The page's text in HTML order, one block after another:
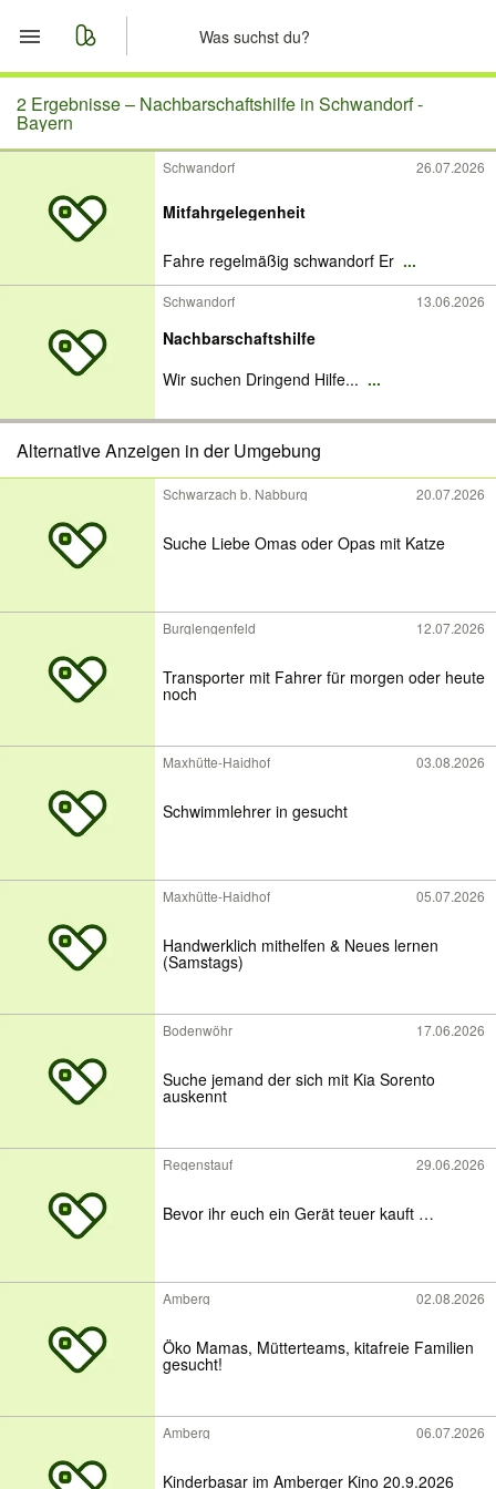
Start
Merkliste
Nachrichten
Anzeige aufgeben
2 Ergebnisse – Nachbarschaftshilfe in Schwandorf -
Bayern
Schwandorf 26.07.2026
Mitfahrgelegenheit
Fahre regelmäßig schwandorf Er ...
Schwandorf 13.06.2026
Nachbarschaftshilfe
Wir suchen Dringend Hilfe... ...
Alternative Anzeigen in der Umgebung
Schwarzach b. Nabburg 20.07.2026
Suche Liebe Omas oder Opas mit Katze
Burglengenfeld 12.07.2026
Transporter mit Fahrer für morgen oder heute
noch
Maxhütte-Haidhof 03.08.2026
Schwimmlehrer in gesucht
Maxhütte-Haidhof 05.07.2026
Handwerklich mithelfen & Neues lernen
(Samstags)
Bodenwöhr 17.06.2026
Suche jemand der sich mit Kia Sorento
auskennt
Regenstauf 29.06.2026
Bevor ihr euch ein Gerät teuer kauft …
Amberg 02.08.2026
Öko Mamas, Mütterteams, kitafreie Familien
gesucht!
Amberg 06.07.2026
Kinderbasar im Amberger Kino 20.9.2026